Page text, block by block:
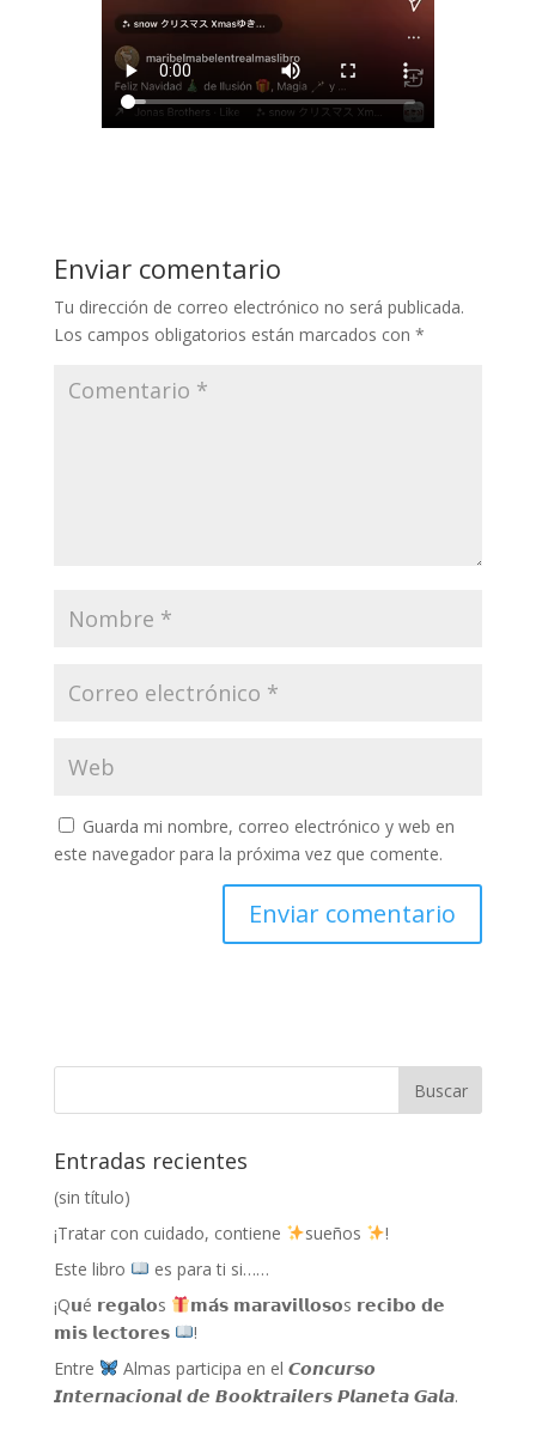
Enviar comentario
Tu dirección de correo electrónico no será publicada.
Los campos obligatorios están marcados con *
Guarda mi nombre, correo electrónico y web en
este navegador para la próxima vez que comente.
Entradas recientes
(sin título)
¡Tratar con cuidado, contiene
sueños
!
Este libro
es para ti si……
¡Q𝘂é 𝗿𝗲𝗴𝗮𝗹𝗼s
𝗺𝗮́𝘀 𝗺𝗮𝗿𝗮𝘃𝗶𝗹𝗹𝗼𝘀𝗼s 𝗿𝗲𝗰𝗶𝗯𝗼 𝗱𝗲
𝗺𝗶𝘀 𝗹𝗲𝗰𝘁𝗼𝗿𝗲𝘀
!
Entre
Almas participa en el 𝘾𝙤𝙣𝙘𝙪𝙧𝙨𝙤
𝙄𝙣𝙩𝙚𝙧𝙣𝙖𝙘𝙞𝙤𝙣𝙖𝙡 𝙙𝙚 𝘽𝙤𝙤𝙠𝙩𝙧𝙖𝙞𝙡𝙚𝙧𝙨 𝙋𝙡𝙖𝙣𝙚𝙩𝙖 𝙂𝙖𝙡𝙖.